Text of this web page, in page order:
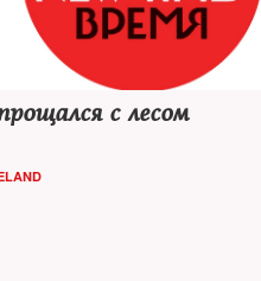
с лесом